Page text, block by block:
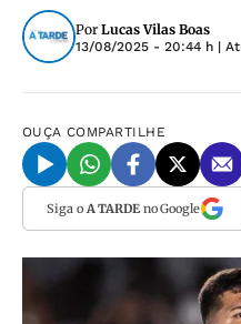
Por Lucas Vilas Boas
13/08/2025 - 20:44 h |
OUÇA COMPARTILHE
Siga o A TARDEno Google